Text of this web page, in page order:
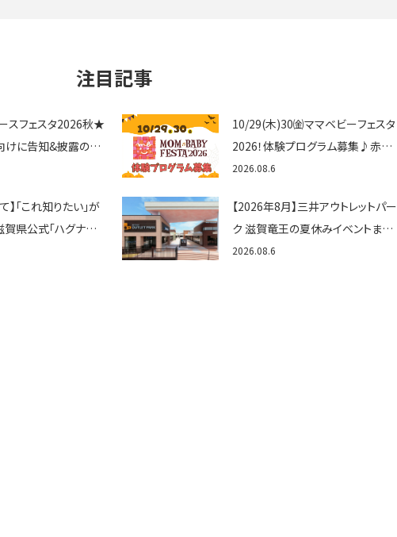
注目記事
スフェスタ2026秋★
けに告知&披露の場
ジ又はブース出店
10/29(木)30㈮ママベビーフェスタ
2026！体験プログラム募集♪赤ち
ゃん向けイベントに出演しません
2026.08.6
】「これ知りたい」が
県公式「ハグナビ
おでかけ・制度・子
【2026年8月】三井アウトレットパー
ク 滋賀竜王の夏休みイベントまと
め！びしょぬれ水あそび・激辛グル
2026.08.6